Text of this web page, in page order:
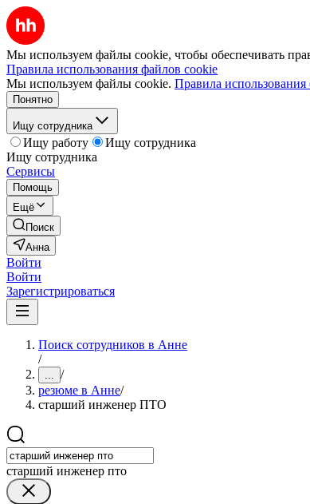
Мы используем файлы cookie, чтобы обеспечивать
Правила использования файлов cookie
Мы используем файлы cookie. Правила
Понятно
Ищу сотрудника
Ищу работу
Ищу сотрудника
Ищу сотрудника
Сервисы
Помощь
Ещё
Поиск
Анна
Войти
Войти
Зарегистрироваться
Поиск сотрудников в Анне
/
... /
резюме в Анне/
старший инженер ПТО
старший инженер пто